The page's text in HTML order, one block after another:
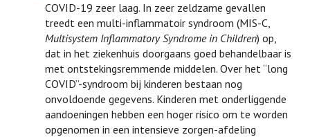
COVID-19 zeer laag. In zeer zeldzame gevallen
treedt een multi-inflammatoir syndroom (MIS-C,
Multisystem Inflammatory Syndrome in Children) op,
dat in het ziekenhuis doorgaans goed behandelbaar is
met ontstekingsremmende middelen. Over het “long
COVID”-syndroom bij kinderen bestaan nog
onvoldoende gegevens. Kinderen met onderliggende
aandoeningen hebben een hoger risico om te worden
opgenomen in een intensieve zorgen-afdeling